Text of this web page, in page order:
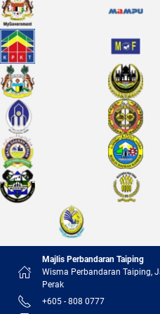
Majlis Perbandaran Taiping
Wisma Perbandaran Taiping,
Perak
+605 - 808 0777